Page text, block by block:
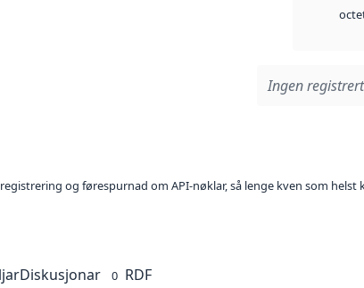
Ingen
og førespurnad om API-nøklar, så lenge kven som
Diskusjonar 0 RDF